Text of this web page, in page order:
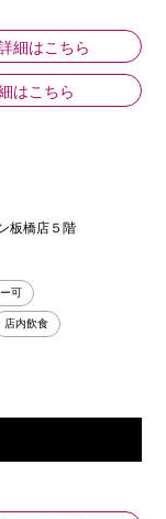
細はこちら
はこちら
板橋店５階
可
店内飲食